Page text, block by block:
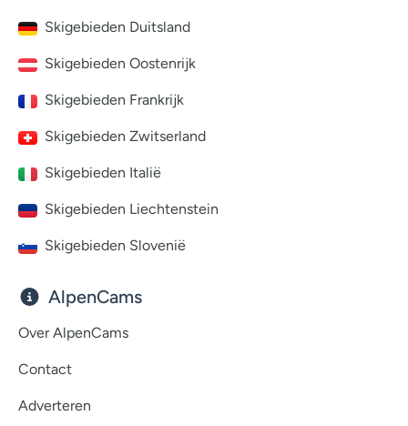
Skigebieden Duitsland
Skigebieden Oostenrijk
Skigebieden Frankrijk
Skigebieden Zwitserland
Skigebieden Italië
Skigebieden Liechtenstein
Skigebieden Slovenië
AlpenCams
Over AlpenCams
Contact
Adverteren